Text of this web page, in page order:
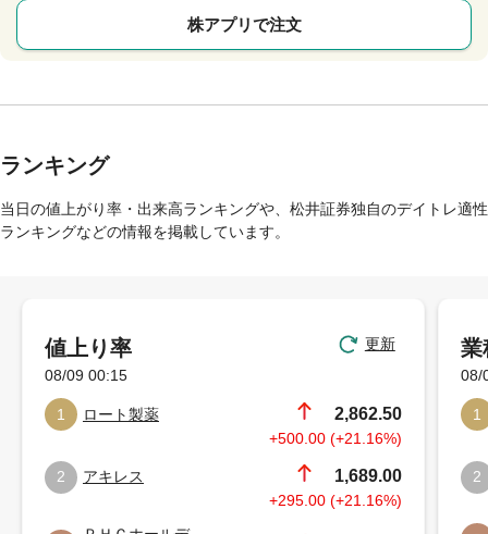
株アプリで注文
ランキング
当日の値上がり率・出来高ランキングや、松井証券独自のデイトレ適性
ランキングなどの情報を掲載しています。